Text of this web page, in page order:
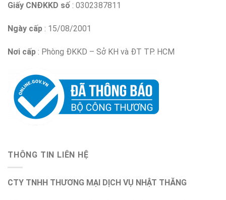
Giấy CNĐKKD số : 0302387811
Ngày cấp : 15/08/2001
Nơi cấp : Phòng ĐKKD – Sở KH và ĐT TP. HCM
THÔNG TIN LIÊN HỆ
CTY TNHH THƯƠNG MẠI DỊCH VỤ NHẬT THĂNG